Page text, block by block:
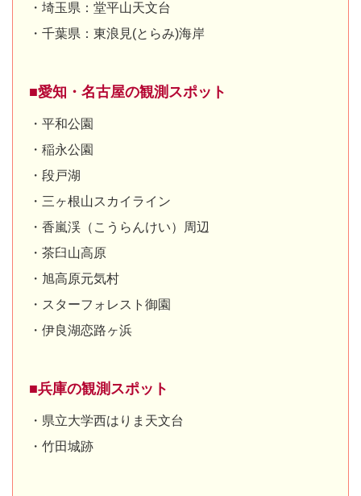
・埼玉県：堂平山天文台
・千葉県：東浪見(とらみ)海岸
■愛知・名古屋の観測スポット
・平和公園
・稲永公園
・段戸湖
・三ヶ根山スカイライン
・香嵐渓（こうらんけい）周辺
・茶臼山高原
・旭高原元気村
・スターフォレスト御園
・伊良湖恋路ヶ浜
■兵庫の観測スポット
・県立大学西はりま天文台
・竹田城跡